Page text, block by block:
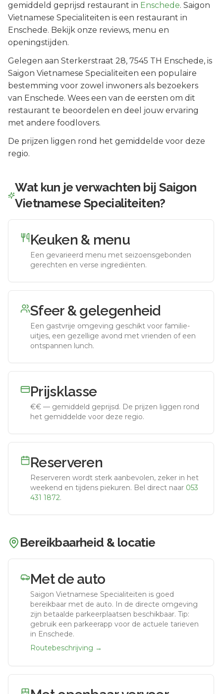
gemiddeld geprijsd restaurant in Enschede. Saigon
Vietnamese Specialiteiten is een restaurant in
Enschede. Bekijk onze reviews, menu en
openingstijden.
Gelegen aan Sterkerstraat 28, 7545 TH Enschede, is
Saigon Vietnamese Specialiteiten een populaire
bestemming voor zowel inwoners als bezoekers
van Enschede. Wees een van de eersten om dit
restaurant te beoordelen en deel jouw ervaring
met andere foodlovers.
De prijzen liggen rond het gemiddelde voor deze
regio.
Wat kun je verwachten bij Saigon
Vietnamese Specialiteiten?
Keuken & menu
Een gevarieerd menu met seizoensgebonden
gerechten en verse ingrediënten.
Sfeer & gelegenheid
Een gastvrije omgeving geschikt voor familie-
uitjes, een gezellige avond met vrienden of een
ontspannen lunch.
Prijsklasse
€€ — gemiddeld geprijsd. De prijzen liggen rond
het gemiddelde voor deze regio.
Reserveren
Reserveren wordt sterk aanbevolen, zeker in het
weekend en tijdens piekuren. Bel direct naar 053
431 1872.
Bereikbaarheid & locatie
Met de auto
Saigon Vietnamese Specialiteiten is goed
bereikbaar met de auto. In de directe omgeving
zijn betaalde parkeerplaatsen beschikbaar. Tip:
gebruik een parkeerapp voor de actuele tarieven
in Enschede.
Routebeschrijving →